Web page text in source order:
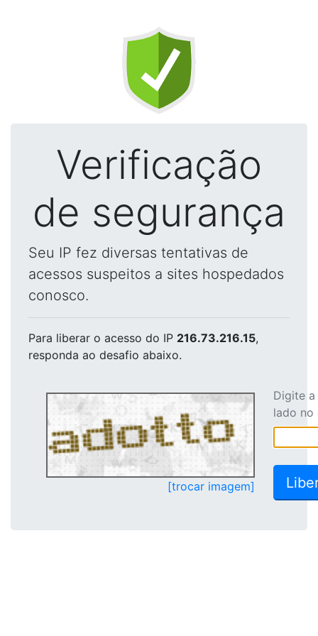
Verificação
de segurança
Seu IP fez diversas tentativas de
acessos suspeitos a sites hospedados
conosco.
Para liberar o acesso do IP 216.73.216.15,
responda ao desafio abaixo.
[trocar imagem]
Digite
lado no